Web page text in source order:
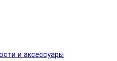
и аксессуары